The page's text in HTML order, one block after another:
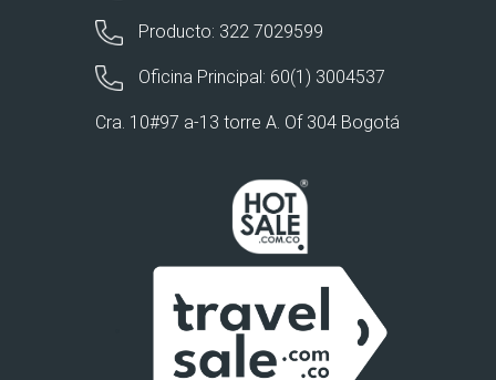
Producto: 322 7029599
Oficina Principal: 60(1) 3004537
Cra. 10#97 a-13 torre A. Of 304 Bogotá